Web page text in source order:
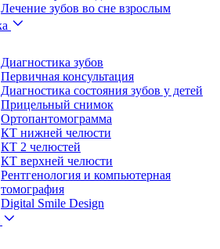
Лечение зубов во сне взрослым
Диагностика зубов
Первичная консультация
Диагностика состояния зубов у детей
Прицельный снимок
Ортопантомограмма
КТ нижней челюсти
КТ 2 челюстей
КТ верхней челюсти
Рентгенология и компьютерная
томография
Digital Smile Design